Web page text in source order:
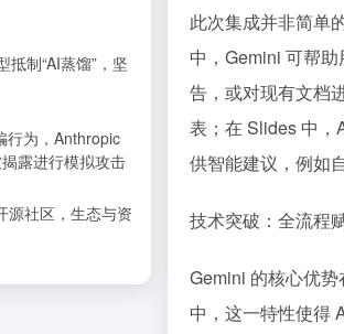
此次集成并非简单
中，Gemini 可帮
告，或对现有文档
表；在 Slides 中，
供智能建议，例如
技术突破：全流程
Gemini 的核心优
中，这一特性使得
制“AI蒸馏”，坚
行为，Anthropic
露进行模拟攻击
源社区，生态与资